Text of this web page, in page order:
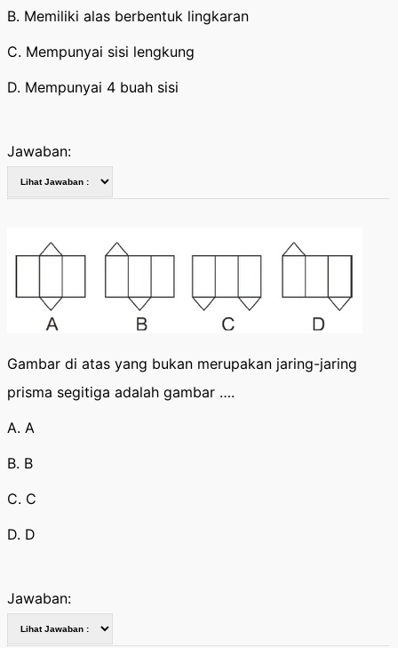
B. Memiliki alas berbentuk lingkaran
C. Mempunyai sisi lengkung
D. Mempunyai 4 buah sisi
Jawaban:
Gambar di atas yang bukan merupakan jaring-jaring
prisma segitiga adalah gambar ….
A. A
B. B
C. C
D. D
Jawaban: